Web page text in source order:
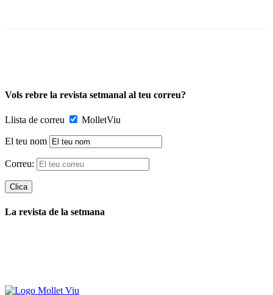
Vols rebre la revista setmanal al teu correu?
Llista de correu MolletViu
El teu nom
Correu:
La revista de la setmana